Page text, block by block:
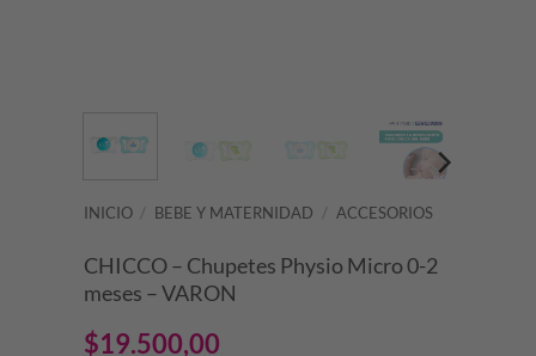
INICIO / BEBE Y MATERNIDAD / ACCESORIOS
CHICCO – Chupetes Physio Micro 0-2
meses – VARON
$19.500,00